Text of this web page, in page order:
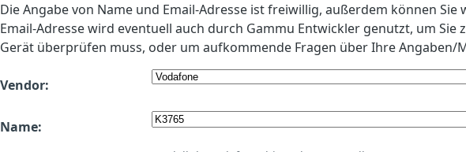
Die Angabe von Name und Email-Adresse ist freiwillig, außerdem können
Email-Adresse wird eventuell auch durch Gammu Entwickler genutzt, um
Gerät überprüfen muss, oder um aufkommende Fragen über Ihre Angaben/
Vendor:
Name: